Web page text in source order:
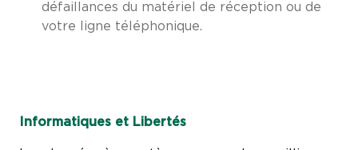
défaillances du matériel de réception ou de
votre ligne téléphonique.
Informatiques et Libertés